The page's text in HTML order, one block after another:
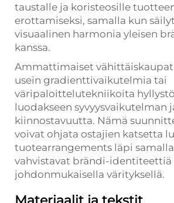
taustalle ja koristeosille
erottamiseksi, samalla kun
visuaalinen harmonia yleisen
kanssa.
Ammattimaiset
usein gradienttivaikutelmia tai
väripaloittelutekniikoita
luodakseen syvyysvaikutelman
kiinnostavuutta. Nämä
voivat ohjata ostajien katsetta
tuotearrangements läpi
vahvistavat brändi-identiteettiä
johdonmukaisella värityksellä.